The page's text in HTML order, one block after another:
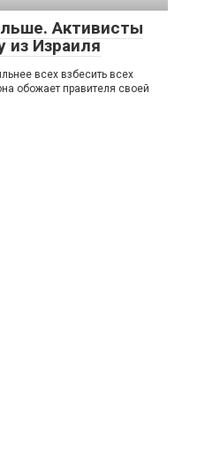
Активисты
из Израиля
всех взбесить всех
обожает правителя своей